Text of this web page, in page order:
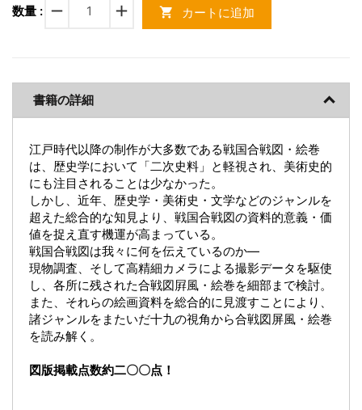
数量 : remove add shopping_cart カートに追加
書籍の詳細
江戸時代以降の制作が大多数である戦国合戦図・絵巻
は、歴史学において「二次史料」と軽視され、美術史的
にも注目されることは少なかった。
しかし、近年、歴史学・美術史・文学などのジャンルを
超えた総合的な知見より、戦国合戦図の資料的意義・価
値を捉え直す機運が高まっている。
戦国合戦図は我々に何を伝えているのか―
現物調査、そして高精細カメラによる撮影データを駆使
し、各所に残された合戦図屛風・絵巻を細部まで検討。
また、それらの絵画資料を総合的に見渡すことにより、
諸ジャンルをまたいだ十九の視角から合戦図屏風・絵巻
を読み解く。
図版掲載点数約二〇〇点！